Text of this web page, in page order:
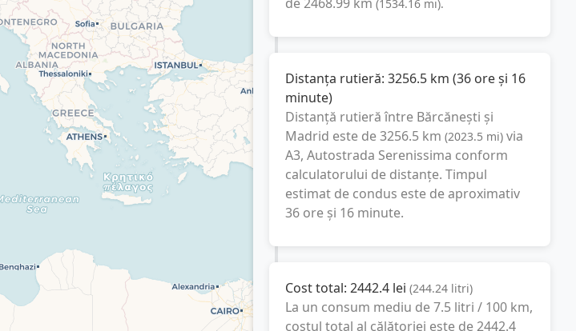
(1534.16 mi).
Distanța rutieră: 3256.5 km (36 ore și 16
minute)
Distanță rutieră între Bărcănești și
Madrid este de3256.5 km (2023.5 mi) via
A3, Autostrada Serenissima conform
calculatorului de distanțe. Timpul
estimat de condus este de aproximativ
36 ore și 16 minute.
Cost total: 2442.4 lei (244.24 litri)
La un consum mediu de7.5 litri / 100 km,
costul total al călătoriei este de2442.4